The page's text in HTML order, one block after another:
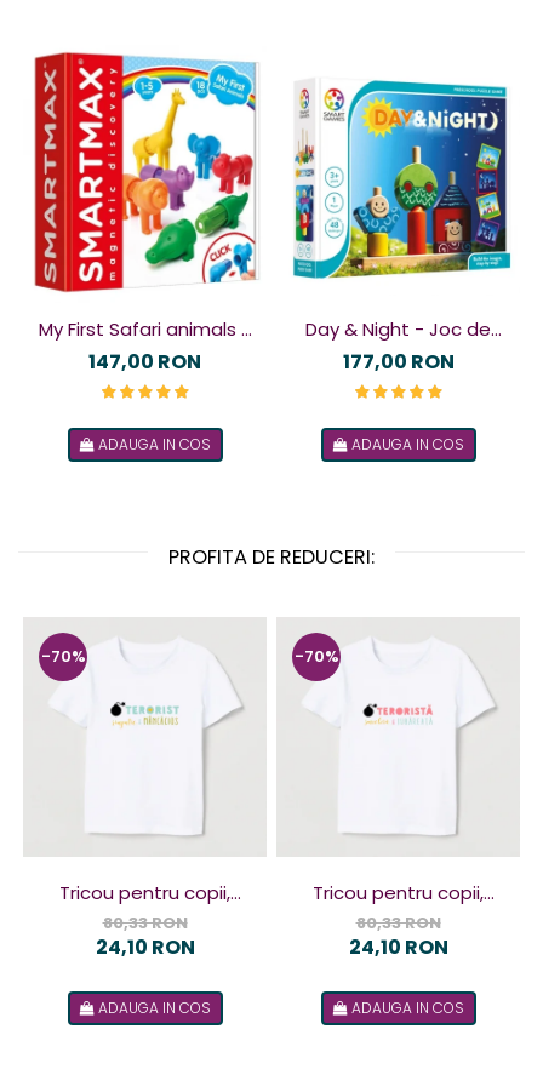
My First Safari animals -
Joc magnetic
147,00 RON
ADAUGA IN COS
Day & Night - Joc de
logică
177,00 RON
ADAUGA IN COS
PROFITA DE REDUCERI:
-70%
Tricou pentru copii,
design Terorist
80,33 RON
24,10 RON
ADAUGA IN COS
-70%
Tricou pentru copii,
design Terorista
80,33 RON
24,10 RON
ADAUGA IN COS